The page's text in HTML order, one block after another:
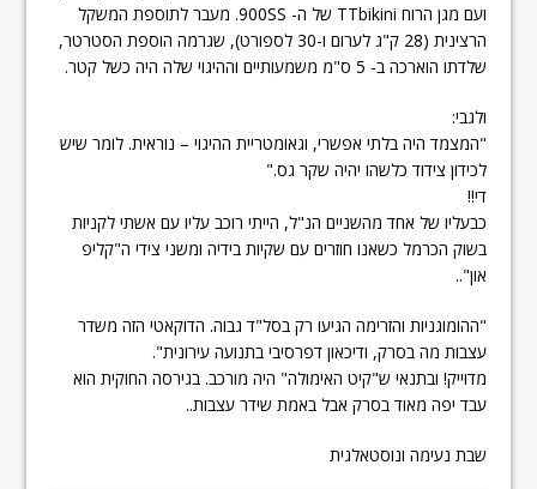
ועם מגן הרוח TTbikini של ה- 900SS. מעבר לתוספת המשקל
הרצינית (28 ק"ג לערום ו-30 לספורט), שגרמה הוספת הסטרטר,
שלדתו הוארכה ב- 5 ס"מ משמעותיים וההיגוי שלה היה כשל קטר.
ולגבי:
"המצמד היה בלתי אפשרי, וגאומטריית ההיגוי – נוראית. לומר שיש
לכידון צידוד כלשהו יהיה שקר גס."
די!!
כבעליו של אחד מהשניים הנ"ל, הייתי רוכב עליו עם אשתי לקניות
בשוק הכרמל כשאנו חוזרים עם שקיות בידיה ומשני צידי ה"קליפ
און"..
"ההומוגניות והזרימה הגיעו רק בסל"ד גבוה. הדוקאטי הזה משדר
עצבות מה בסרק, ודיכאון דפרסיבי בתנועה עירונית".
מדוייק! ובתנאי ש"קיט האימולה" היה מורכב. בגירסה החוקית הוא
עבד יפה מאוד בסרק אבל באמת שידר עצבות..
שבת נעימה ונוסטאלגית